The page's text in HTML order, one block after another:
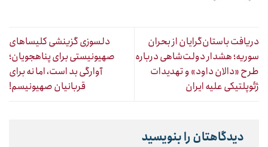
دریافت باستان‌گرایان از بحران
سوریه؛ هشدار دولت‌شاهی درباره
طرح «دالان داود» و تهدیدات
ژئوپلتیکی علیه ایران
دلسوزی‌ گزینشی کلیساهای
صهیونیستی برای پناهجویان؛
آوارگی بد است، اما نه برای
قربانیان صهیونیسم!
دیدگاهتان را بنویسید